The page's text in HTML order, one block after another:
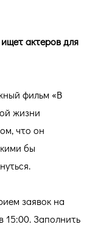
актеров для
фильм «В
жизни
что он
бы
заявок на
15:00. Заполнить